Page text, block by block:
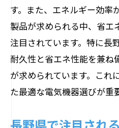
す。また、エネルギー効率
製品が求められる中、省エ
注目されています。特に長
耐久性と省エネ性能を兼ね
が求められています。これ
た最適な電気機器選びが重